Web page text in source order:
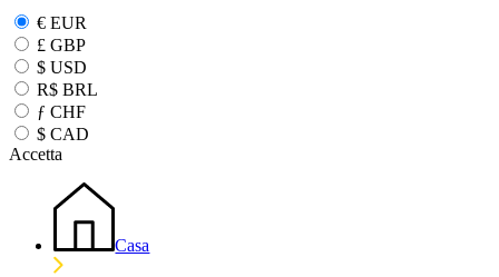
€ EUR
£ GBP
$ USD
R$ BRL
ƒ CHF
$ CAD
Accetta
Casa